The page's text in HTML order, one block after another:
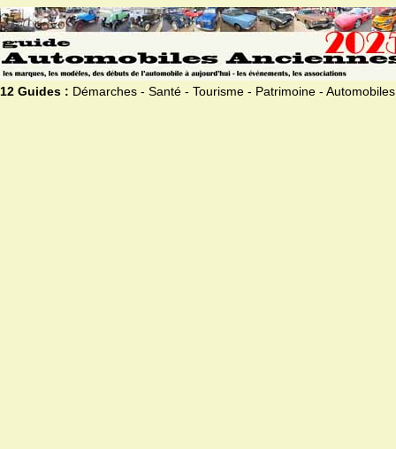
12 Guides : Démarches - Santé - Tourisme - Patrimoine - Automobiles